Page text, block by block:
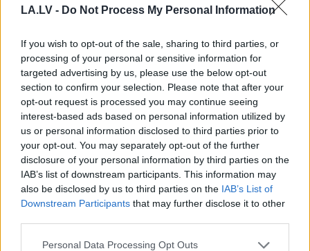
LA.LV - Do Not Process My Personal Information
If you wish to opt-out of the sale, sharing to third parties, or
processing of your personal or sensitive information for
targeted advertising by us, please use the below opt-out
section to confirm your selection. Please note that after your
opt-out request is processed you may continue seeing
interest-based ads based on personal information utilized by
us or personal information disclosed to third parties prior to
your opt-out. You may separately opt-out of the further
disclosure of your personal information by third parties on the
IAB’s list of downstream participants. This information may
also be disclosed by us to third parties on the IAB’s List of
Downstream Participants that may further disclose it to other
Please note that this website/app uses one or more Google
Personal Data Processing Opt Outs
Horoskopi8. augustam.
Šodien centies neļaut
emocijām pārāk spēcīgi
ietekmēt tavus lēmumus